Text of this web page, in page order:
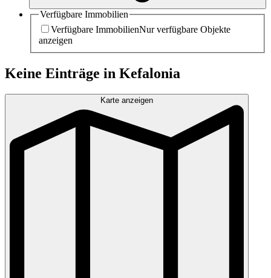
Verfügbare Immobilien
Verfügbare ImmobilienNur verfügbare Objekte
anzeigen
Keine Einträge in Kefalonia
Karte anzeigen